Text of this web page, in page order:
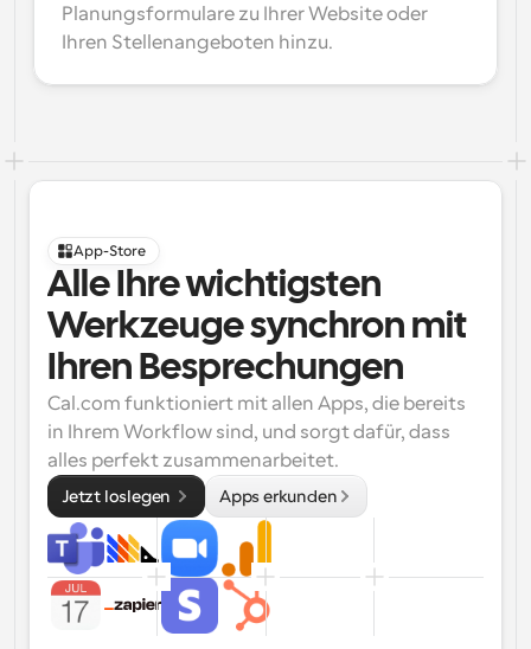
Planungsformulare zu Ihrer Website oder
Ihren Stellenangeboten hinzu.
App-Store
Alle Ihre wichtigsten
Werkzeuge synchron mit
Ihren Besprechungen
Cal.com funktioniert mit allen Apps, die bereits
in Ihrem Workflow sind, und sorgt dafür, dass
alles perfekt zusammenarbeitet.
Jetzt loslegen Apps erkunden